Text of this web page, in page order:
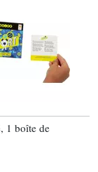
1 boîte de